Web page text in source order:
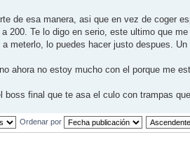
de esa manera, asi que en vez de coger
200. Te lo digo en serio, este ultimo que
meterlo, lo puedes hacer justo despues.
ahora no estoy mucho con el porque me
final que te asa el culo con trampas
Ordenar por